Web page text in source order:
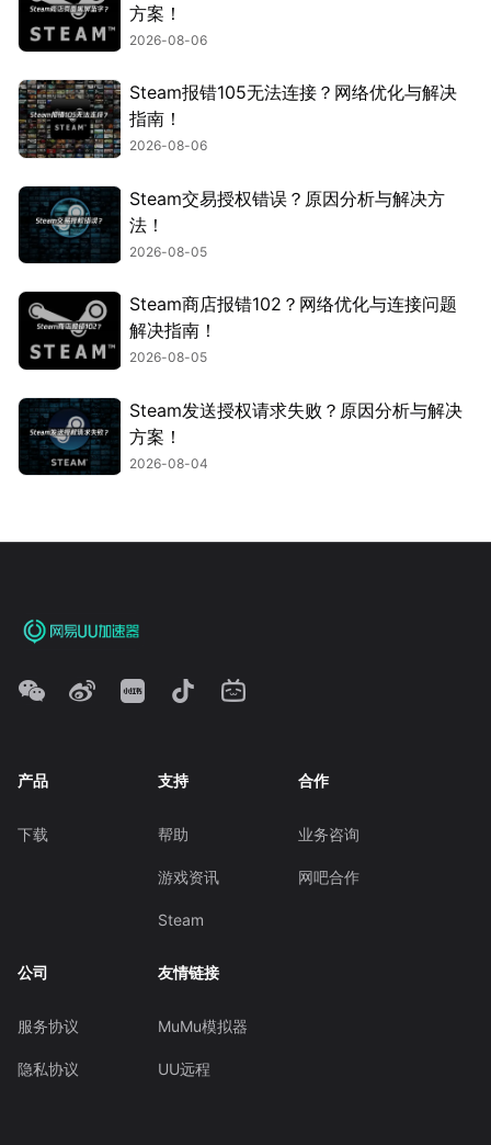
方案！
2026-08-06
Steam报错105无法连接？网络优化与解决
指南！
2026-08-06
Steam交易授权错误？原因分析与解决方
法！
2026-08-05
Steam商店报错102？网络优化与连接问题
解决指南！
2026-08-05
Steam发送授权请求失败？原因分析与解决
方案！
2026-08-04
产品
下载
支持
帮助
游戏资讯
Steam
合作
业务咨询
网吧合作
公司
服务协议
隐私协议
友情链接
MuMu模拟器
UU远程